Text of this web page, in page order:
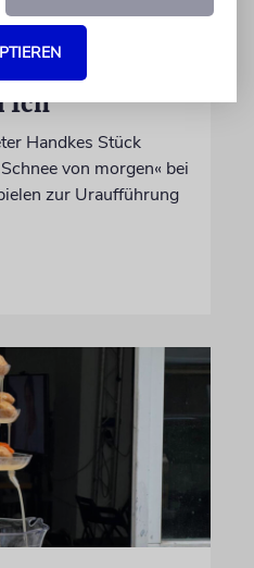
Ich
Handkes Stück
von morgen« bei
zur Uraufführung